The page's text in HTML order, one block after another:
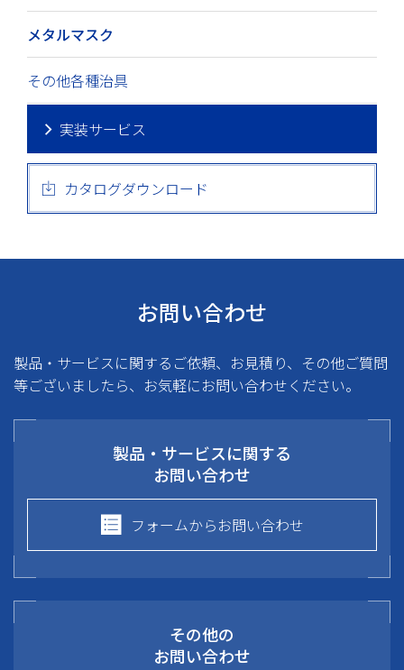
メタルマスク
その他各種治具
実装サービス
カタログダウンロード
お問い合わせ
製品・サービスに関するご依頼、お見積り、その他ご質問
等ございましたら、お気軽にお問い合わせください。
製品・サービスに関する
お問い合わせ
フォームからお問い合わせ
その他の
お問い合わせ